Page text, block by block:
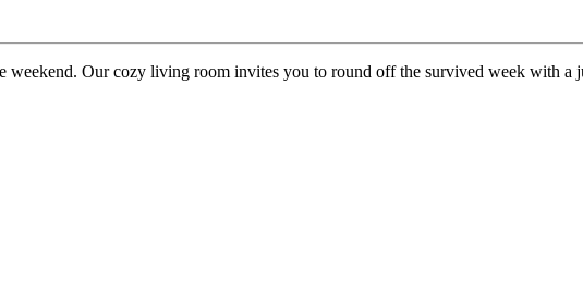
weekend. Our cozy living room invites you to round off the survived week with a